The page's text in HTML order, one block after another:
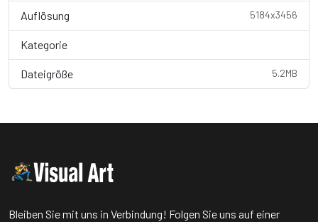
Auflösung 5184x3456
Kategorie
Dateigröße 5.2MB
Bleiben Sie mit uns in Verbindung! Folgen Sie uns auf einer